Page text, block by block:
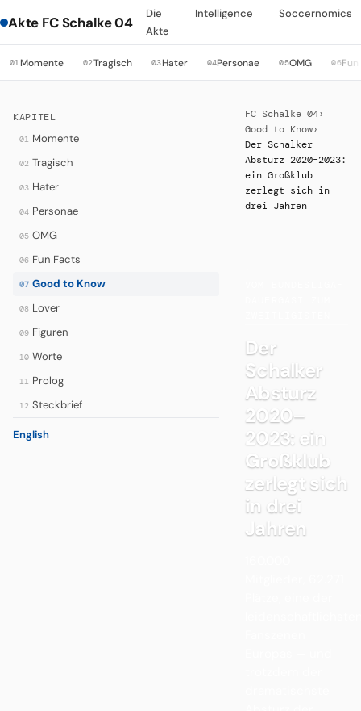
Akte FC Schalke 04
Die
Akte
Intelligence Soccernomics
01Momente 02Tragisch 03Hater 04Personae 05OMG 06
KAPITEL
01 Momente
02 Tragisch
03 Hater
04 Personae
05 OMG
06 Fun Facts
07 Good to Know
08 Lover
09 Figuren
10 Worte
11 Prolog
12 Steckbrief
English
FC Schalke 04›
Good to Know›
Der Schalker
Absturz 2020–2023:
ein Großklub
zerlegt sich in
drei Jahren
Der
Schalker
Absturz
2020–
2023: ein
Großklub
zerlegt sich
in drei
Jahren